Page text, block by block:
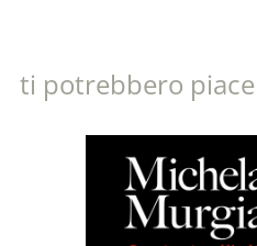
ti potrebbero